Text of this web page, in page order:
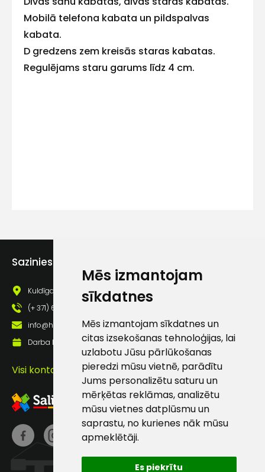
Mēs izmantojam
sīkdatnes
Mēs izmantojam sīkdatnes un
citas izsekošanas tehnoloģijas, lai
uzlabotu Jūsu pārlūkošanas
pieredzi mūsu vietnē, parādītu
Jums personalizētu saturu un
mērķētas reklāmas, analizētu
mūsu vietnes datplūsmu un
saprastu, no kurienes nāk mūsu
apmeklētāji.
Es piekrītu
Mobilā telefona kabata un pildspalvas
kabata.
D gredzens zem kreisās staras kabatas.
Regulējams staru garums līdz 4 cm.
Sazinies ar mums
Kuldīgas iela 69a, Saldus, Saldus nov., LV - 3801
(+ 371) 63 881 186
info@hards.lv
Darba laiks: Darbadienās: 8:00 - 17:00
Visi kontakti
Sūtīt ziņojumu
Klientu
atbalsts
Darbdienās:
8:00 – 17:00
(+371) 63 881
info@hards.lv